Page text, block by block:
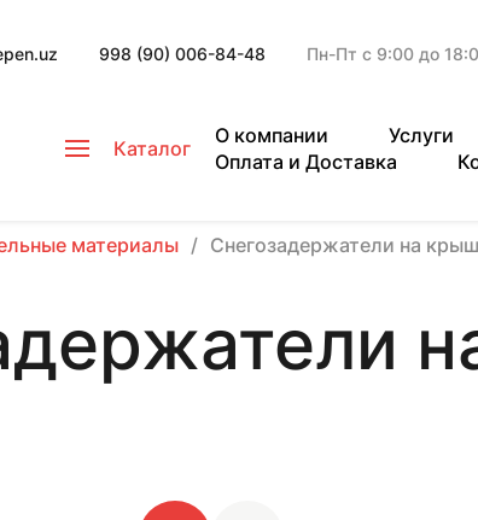
998 (90) 006-84-48 Пн-Пт с 9:00 до
Каталог
О компании Услуги
Оплата и Доставка
материалы Снегозадержатели на